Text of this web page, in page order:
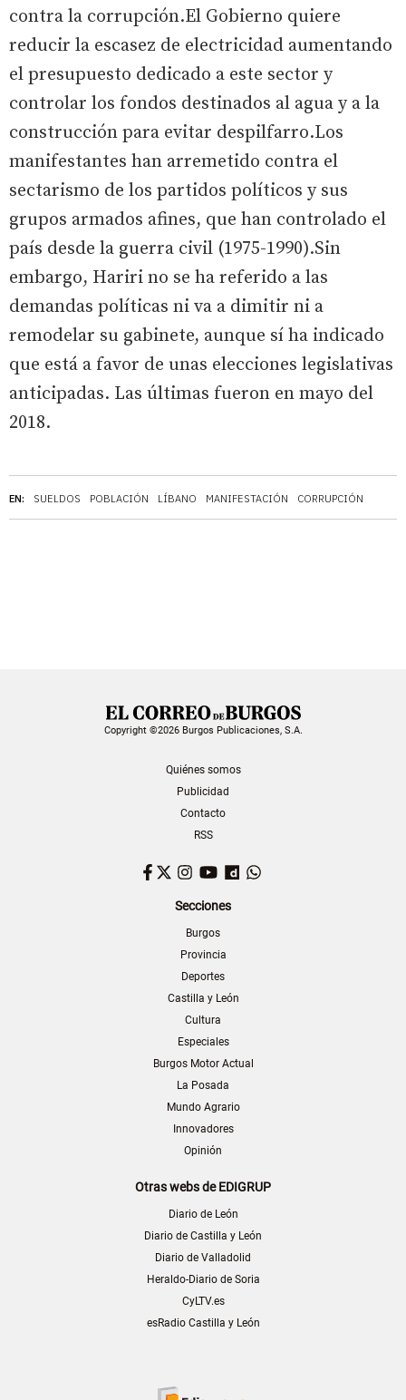
EN: SUELDOS POBLACIÓN LÍBANO MANIFESTACIÓN CORRUPCIÓN
contra la corrupción.El Gobierno quiere
reducir la escasez de electricidad aumentando
el presupuesto dedicado a este sector y
controlar los fondos destinados al agua y a la
construcción para evitar despilfarro.Los
manifestantes han arremetido contra el
sectarismo de los partidos políticos y sus
grupos armados afines, que han controlado el
país desde la guerra civil (1975-1990).Sin
embargo, Hariri no se ha referido a las
demandas políticas ni va a dimitir ni a
remodelar su gabinete, aunque sí ha indicado
que está a favor de unas elecciones legislativas
anticipadas. Las últimas fueron en mayo del
2018.
Copyright ©2026 Burgos Publicaciones, S.A.
Quiénes somos
Publicidad
Contacto
RSS
Facebook
TwitterInstagram
YouTubeDailymotion
Secciones
Burgos
Provincia
Deportes
Castilla y León
Cultura
Especiales
Burgos Motor Actual
La Posada
Mundo Agrario
Innovadores
Opinión
Otras webs de EDIGRUP
Diario de León
Diario de Castilla y León
Diario de Valladolid
Heraldo-Diario de Soria
CyLTV.es
esRadio Castilla y León